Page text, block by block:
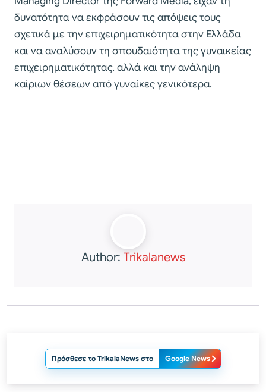
δυνατότητα να εκφράσουν τις απόψεις τους
σχετικά με την επιχειρηματικότητα στην Ελλάδα
και να αναλύσουν τη σπουδαιότητα της γυναικείας
επιχειρηματικότητας, αλλά και την ανάληψη
καίριων θέσεων από γυναίκες γενικότερα.
Author: Trikalanews
Πρόσθεσε το TrikalaNews στο Google News